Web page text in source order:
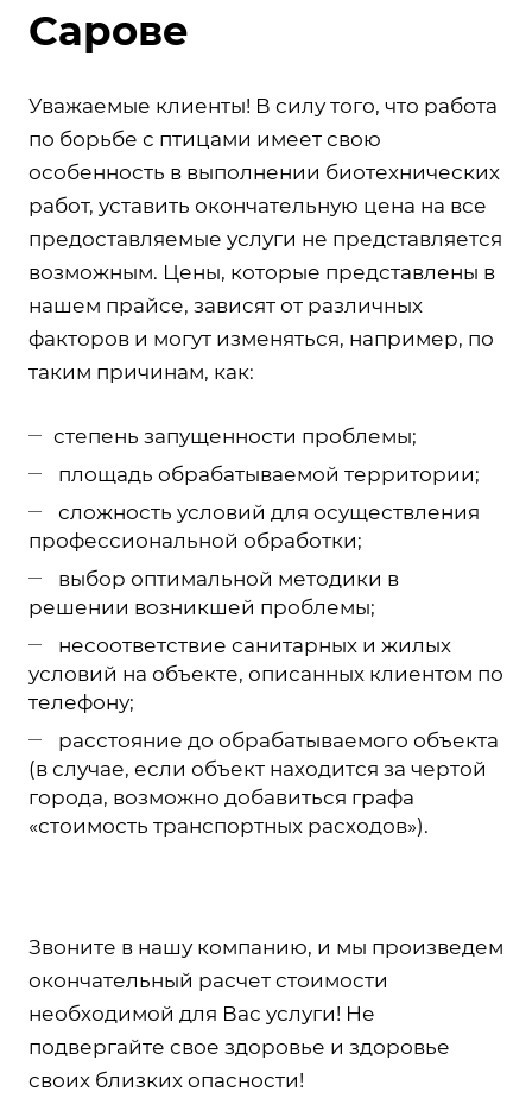
Сарове
Уважаемые клиенты! В силу того, что работа
по борьбе с птицами имеет свою
особенность в выполнении биотехнических
работ, уставить окончательную цена на все
предоставляемые услуги не представляется
возможным. Цены, которые представлены в
нашем прайсе, зависят от различных
факторов и могут изменяться, например, по
таким причинам, как:
степень запущенности проблемы;
площадь обрабатываемой территории;
сложность условий для осуществления
профессиональной обработки;
выбор оптимальной методики в
решении возникшей проблемы;
несоответствие санитарных и жилых
условий на объекте, описанных клиентом по
телефону;
расстояние до обрабатываемого объекта
(в случае, если объект находится за чертой
города, возможно добавиться графа
«стоимость транспортных расходов»).
Звоните в нашу компанию, и мы произведем
окончательный расчет стоимости
необходимой для Вас услуги! Не
подвергайте свое здоровье и здоровье
своих близких опасности!